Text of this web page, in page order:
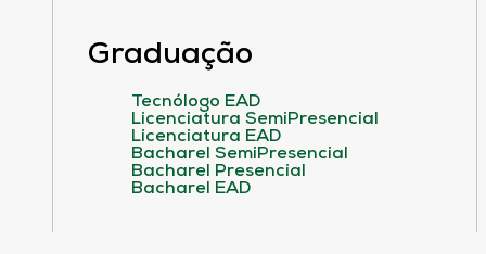
Graduação
Tecnólogo EAD
Licenciatura SemiPresencial
Licenciatura EAD
Bacharel SemiPresencial
Bacharel Presencial
Bacharel EAD